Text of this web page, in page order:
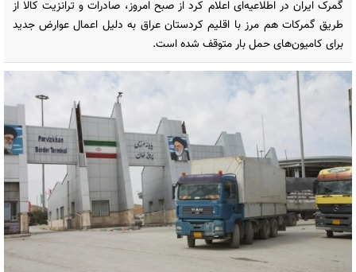
گمرک ایران در اطلاعیه‌ای اعلام کرد از صبح امروز، صادرات و ترانزیت کالا از
طریق گمرکات هم ‌مرز با اقلیم کردستان عراق به دلیل اعمال عوارض جدید
برای کامیون‌های حمل بار متوقف شده است.